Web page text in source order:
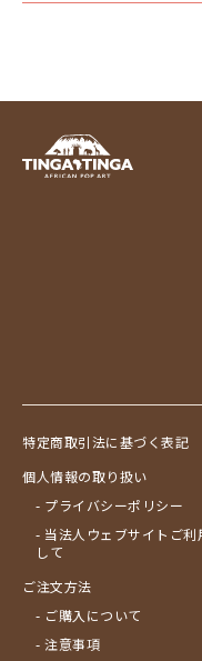
特定商取引法に基づく表記
個人情報の取り扱い
- プライバシーポリシー
- 当法人ウェブサイトご利
して
ご注文方法
- ご購入について
- 注意事項